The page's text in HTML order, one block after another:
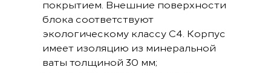
покрытием. Внешние поверхности
блока соответствуют
экологическому классу C4. Корпус
имеет изоляцию из минеральной
ваты толщиной 30 мм;